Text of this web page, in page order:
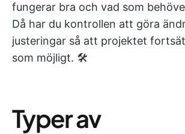
fungerar bra och vad som
Då har du kontrollen att göra
justeringar så att projektet
som möjligt. 🛠️
Typer av